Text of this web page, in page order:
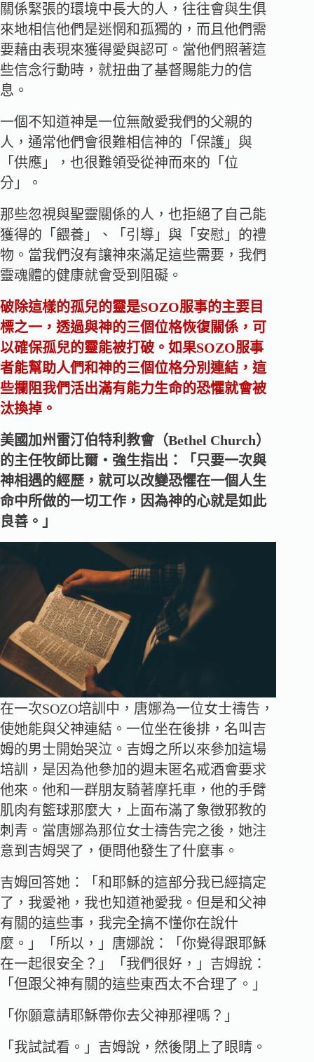
關係緊張的環境中長大的人，往往會與生俱
來地相信他們是迷惘和孤獨的，而且他們需
要藉由表現來獲得愛與認可。當他們照著這
些信念行動時，就扭曲了基督賜能力的信
息。
一個不知道神是一位無敵愛我們的父親的
人，通常他們會很難相信神的「保護」與
「供應」，也很難領受從神而來的「位
分」。
那些忽視與聖靈關係的人，也拒絕了自己能
獲得的「餵養」、「引導」與「安慰」的禮
物。當我們沒有讓神來滿足這些需要，我們
靈魂體的健康就會受到阻礙。
破除這樣的孤兒的靈是SOZO服事的主要目
標之一，透過與神的三個位格恢復關係，可
以確保孤兒的靈能被打破。如果SOZO服事
者能幫助人們和神的三個位格分別連結，這
些攔阻我們活出滿有能力生命的恐懼就會被
汰換掉。
美國加州雷汀伯特利教會（Bethel Church）
的主任牧師比爾‧強生指出：「只要一次與
神相遇的經歷，就可以改變恐懼在一個人生
命中所做的一切工作，因為神的心就是如此
良善。」
在一次SOZO培訓中，唐娜為一位女士禱告，
使她能與父神連結。一位坐在後排，名叫吉
姆的男士開始哭泣。吉姆之所以來參加這場
培訓，是因為他參加的週末匿名戒酒會要求
他來。他和一群朋友騎著摩托車，他的手臂
肌肉有籃球那麼大，上面布滿了象徵邪教的
刺青。當唐娜為那位女士禱告完之後，她注
意到吉姆哭了，便問他發生了什麼事。
吉姆回答她：「和耶穌的這部分我已經搞定
了，我愛祂，我也知道祂愛我。但是和父神
有關的這些事，我完全搞不懂你在說什
麼。」「所以，」唐娜說：「你覺得跟耶穌
在一起很安全？」「我們很好，」吉姆說：
「但跟父神有關的這些東西太不合理了。」
「你願意請耶穌帶你去父神那裡嗎？」
「我試試看。」吉姆說，然後閉上了眼睛。